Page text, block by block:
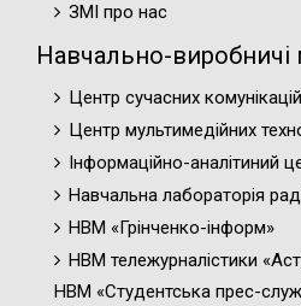
ЗМІ про нас
Навчально-виробничі
Центр сучасних комунікацій
Центр мультимедійних
Інформаційно-аналітиний
Навчальна лабораторія
НВМ «Грінченко-інформ»
НВМ тележурналістики
НВМ «Студентська прес-